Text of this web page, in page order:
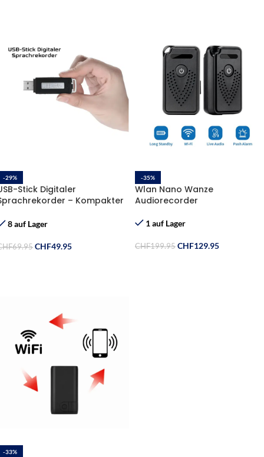
-29%
Stick Digitaler
– Kompakter
– 16GB
8 auf Lager
69.95 CHF49.95
-35%
Wlan Nano Wanze
Audiorecorder
1 auf Lager
CHF199.95 CHF129.95
-33%